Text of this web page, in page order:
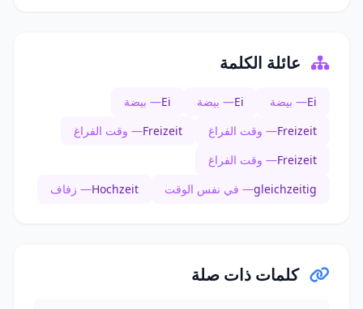
عائلة الكلمة
Ei— بيضة Ei— بيضة Ei— بيضة
Freizeit— وقت الفراغ Freizeit— وقت الفراغ
Freizeit— وقت الفراغ
gleichzeitig— في نفس الوقت Hochzeit— زفاف
كلمات ذات صلة